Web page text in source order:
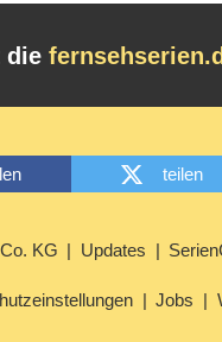
die
teilen
KG Updates
Jobs